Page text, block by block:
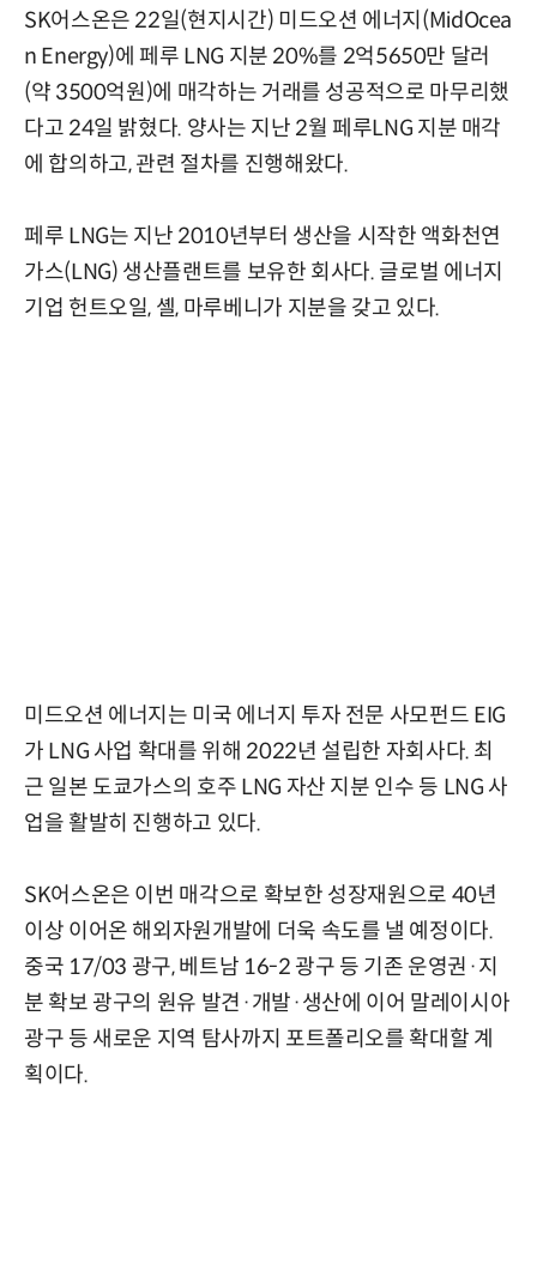
SK어스온은 22일(현지시간) 미드오션 에너지(MidOcea
n Energy)에 페루 LNG 지분 20%를 2억5650만 달러
(약 3500억원)에 매각하는 거래를 성공적으로 마무리했
다고 24일 밝혔다. 양사는 지난 2월 페루LNG 지분 매각
에 합의하고, 관련 절차를 진행해왔다.
페루 LNG는 지난 2010년부터 생산을 시작한 액화천연
가스(LNG) 생산플랜트를 보유한 회사다. 글로벌 에너지
기업 헌트오일, 셸, 마루베니가 지분을 갖고 있다.
미드오션 에너지는 미국 에너지 투자 전문 사모펀드 EIG
가 LNG 사업 확대를 위해 2022년 설립한 자회사다. 최
근 일본 도쿄가스의 호주 LNG 자산 지분 인수 등 LNG 사
업을 활발히 진행하고 있다.
SK어스온은 이번 매각으로 확보한 성장재원으로 40년
이상 이어온 해외자원개발에 더욱 속도를 낼 예정이다.
중국 17/03 광구, 베트남 16-2 광구 등 기존 운영권·지
분 확보 광구의 원유 발견·개발·생산에 이어 말레이시아
광구 등 새로운 지역 탐사까지 포트폴리오를 확대할 계
획이다.